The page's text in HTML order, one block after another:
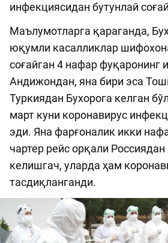
инфекциясидан бутунлай
Маълумотларга қараганда,
юқумли касалликлар
соғайган 4 нафар фуқаронинг
Андижондан, яна бири эса
Туркиядан Бухорога келган
март куни коронавирус
эди. Яна фарғоналик икки
чартер рейс орқали Россиядан
келишгач, уларда ҳам
тасдиқланганди.